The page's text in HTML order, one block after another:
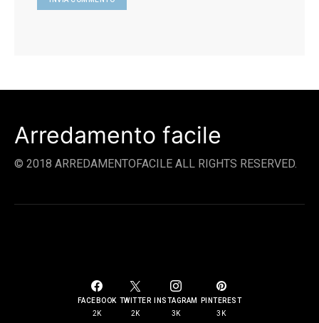
Arredamento facile
© 2018 ARREDAMENTOFACILE ALL RIGHTS RESERVED.
FACEBOOK
2K
TWITTER
2K
INSTAGRAM
3K
PINTEREST
3K